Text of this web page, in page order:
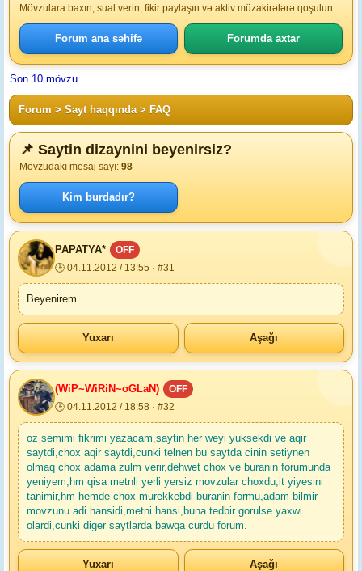
Mövzulara baxın, sual verin, fikir paylaşın və aktiv müzakirələrə qoşulun.
Forum ana səhifə Forumda axtar
Son 10 mövzu
Forum > Sayt haqqında> FAQ
📌 Saytin dizaynini beyenirsiz?
Mövzudakı mesaj sayı: 98
Kim burdadır?
PAPATYA*
OFF
🕒 04.11.2012 / 13:55 · #31
Beyenirem
Yuxarı Aşağı
(WiP~WiRiN~oGLaN)
OFF
🕒 04.11.2012 / 18:58 · #32
oz semimi fikrimi yazacam,saytin her weyi yuksekdi ve aqir
saytdi,chox aqir saytdi,cunki telnen bu saytda cinin setiynen
olmaq chox adama zulm verir,dehwet chox ve buranin forumunda
yeniyem,hm qisa metnli yerli yersiz movzular choxdu,it yiyesini
tanimir,hm hemde chox murekkebdi buranin formu,adam bilmir
movzunu adi hansidi,metni hansi,buna tedbir gorulse yaxwi
olardi,cunki diger saytlarda bawqa curdu forum.
Yuxarı Aşağı